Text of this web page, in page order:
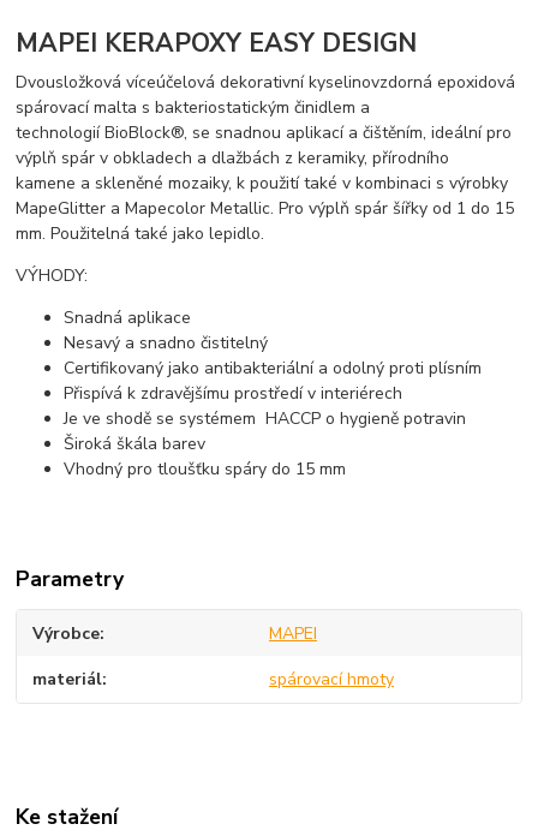
MAPEI KERAPOXY EASY DESIGN
Dvousložková víceúčelová dekorativní kyselinovzdorná epoxidová
spárovací malta s bakteriostatickým činidlem a
technologií BioBlock®, se snadnou aplikací a čištěním, ideální pro
výplň spár v obkladech a dlažbách z keramiky, přírodního
kamene a skleněné mozaiky, k použití také v kombinaci s výrobky
MapeGlitter a Mapecolor Metallic. Pro výplň spár šířky od 1 do 15
mm. Použitelná také jako lepidlo.
VÝHODY:
Snadná aplikace
Nesavý a snadno čistitelný
Certifikovaný jako antibakteriální a odolný proti plísním
Přispívá k zdravějšímu prostředí v interiérech
Je ve shodě se systémem HACCP o hygieně potravin
Široká škála barev
Vhodný pro tloušťku spáry do 15 mm
Parametry
Výrobce MAPEI
materiál spárovací hmoty
Ke stažení